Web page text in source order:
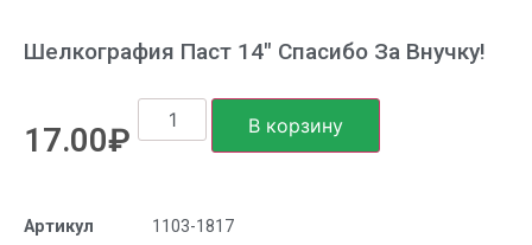
Шелкография Паст 14″ Спасибо За Внучку!
17.00₽ В корзину
Артикул
1103-1817